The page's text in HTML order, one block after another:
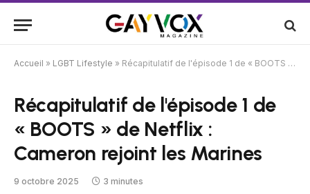
Accueil » LGBT Lifestyle » Récapitulatif de l'épisode 1 de « BOOTS » de Netflix : Cameron rejoint les Marines
Récapitulatif de l'épisode 1 de
« BOOTS » de Netflix :
Cameron rejoint les Marines
9 octobre 2025 3 minutes